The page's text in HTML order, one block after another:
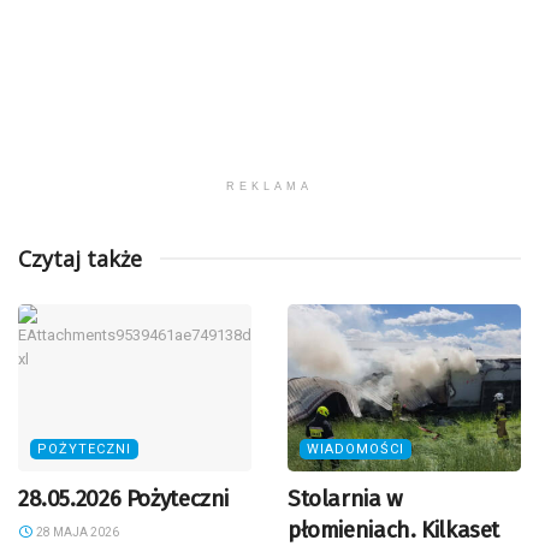
REKLAMA
Czytaj także
POŻYTECZNI
28.05.2026 Pożyteczni
28 MAJA 2026
WIADOMOŚCI
Stolarnia w
płomieniach. Kilkaset